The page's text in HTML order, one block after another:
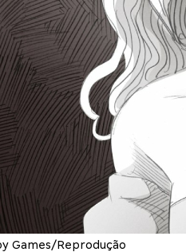
Games/Reprodução